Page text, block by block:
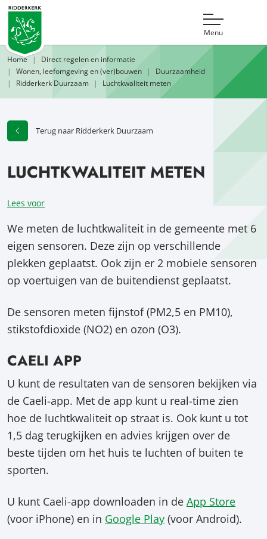
Menu
Home
Direct regelen en informatie
Wonen, leefomgeving en (ver)bouwen
Duurzaamheid
Ridderkerk Duurzaam
Luchtkwaliteit meten
Terug naar Ridderkerk Duurzaam
LUCHTKWALITEIT METEN
Lees voor
We meten de luchtkwaliteit in de gemeente met 6
eigen sensoren. Deze zijn op verschillende
plekken geplaatst. Ook zijn er 2 mobiele sensoren
op voertuigen van de buitendienst geplaatst.
De sensoren meten fijnstof (PM2,5 en PM10),
stikstofdioxide (NO2) en ozon (O3).
CAELI APP
U kunt de resultaten van de sensoren bekijken via
de Caeli-app. Met de app kunt u real-time zien
hoe de luchtkwaliteit op straat is. Ook kunt u tot
1,5 dag terugkijken en advies krijgen over de
beste tijden om het huis te luchten of buiten te
sporten.
U kunt Caeli-app downloaden in de App Store
(voor iPhone) en in Google Play (voor Android).